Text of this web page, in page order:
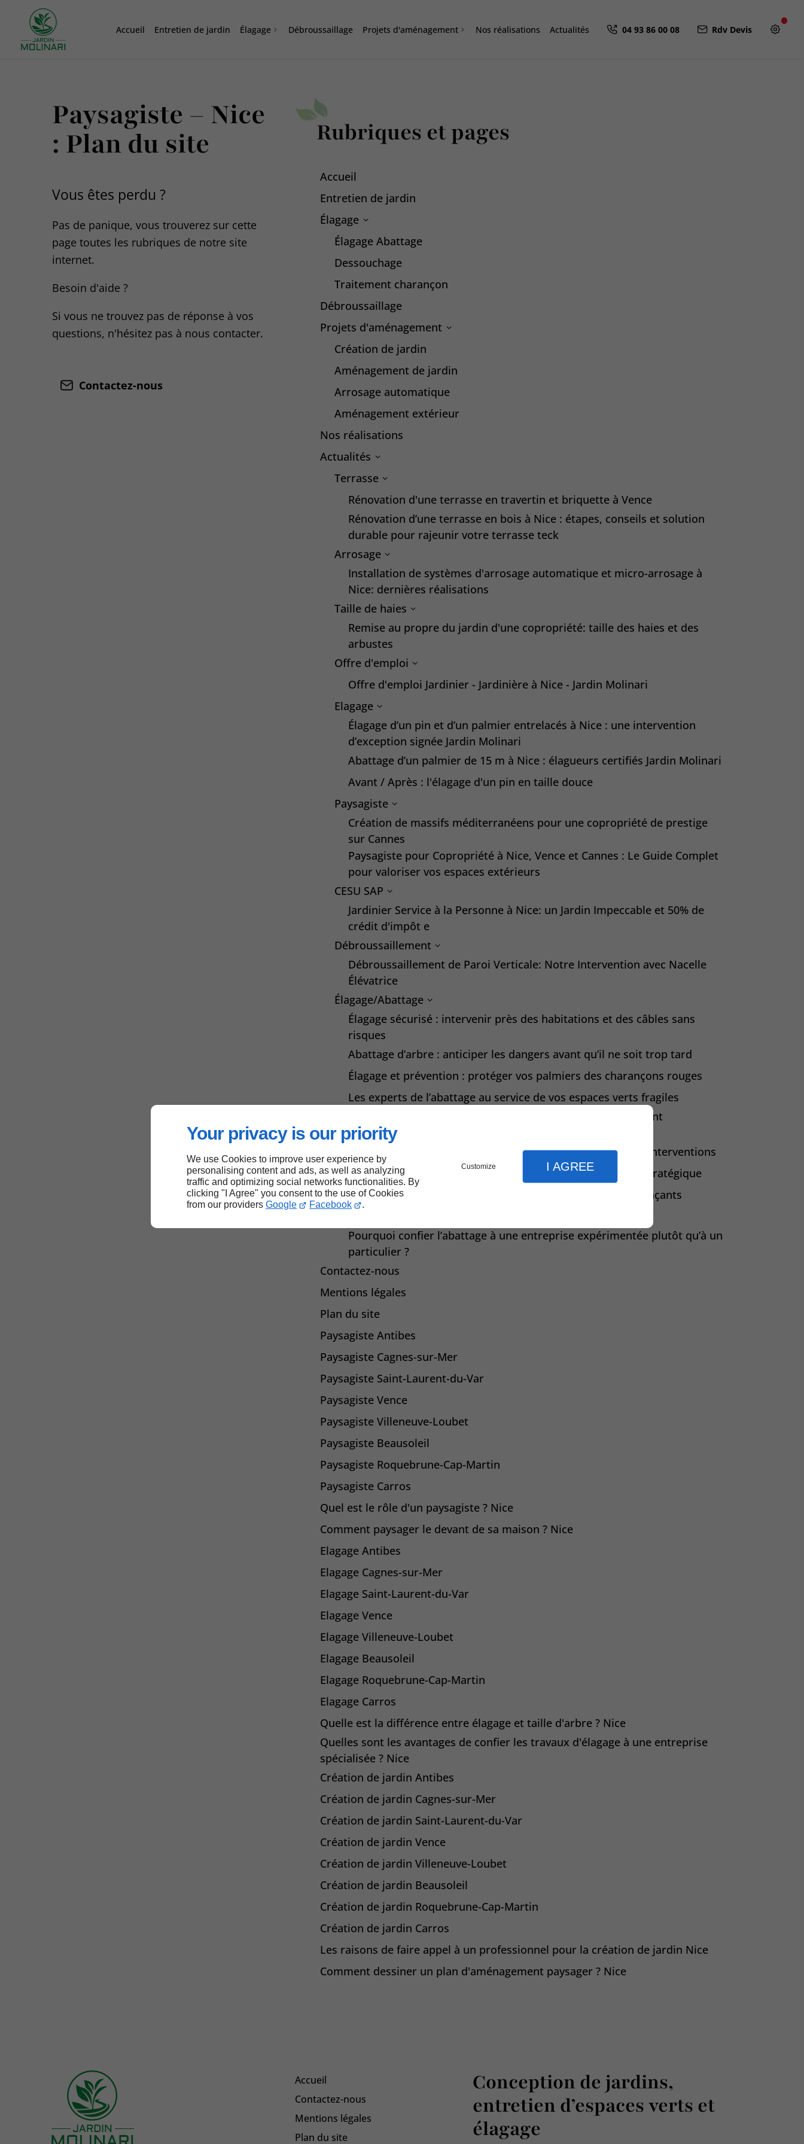
Your privacy is our priority
We use Cookies to improve user experience by
personalising content and ads, as well as analyzing
traffic and optimizing social networks functionalities. By
clicking "I Agree" you consent to the use of Cookies
from our providers Google Facebook .
Customize I AGREE
Accueil Entretien de jardin Élagage Débroussaillage Projets d'aménagement Nos réalisations Actualités 04 93 86 00 08 Rdv Devis
Paysagiste – Nice
: Plan du site
Vous êtes perdu ?
Pas de panique, vous trouverez sur cette
page toutes les rubriques de notre site
internet.​​
Besoin d'aide ?
Si vous ne trouvez pas de réponse à vos
questions, n'hésitez pas à nous contacter.
Contactez-nous
Rubriques et pages
Accueil
Entretien de jardin
Élagage
Élagage Abattage
Dessouchage
Traitement charançon
Débroussaillage
Projets d'aménagement
Création de jardin
Aménagement de jardin
Arrosage automatique
Aménagement extérieur
Nos réalisations
Actualités
Terrasse
Rénovation d'une terrasse en travertin et briquette à Vence
Rénovation d’une terrasse en bois à Nice : étapes, conseils et solution
durable pour rajeunir votre terrasse teck
Arrosage
Installation de systèmes d'arrosage automatique et micro-arrosage à
Nice: dernières réalisations
Taille de haies
Remise au propre du jardin d'une copropriété: taille des haies et des
arbustes
Offre d'emploi
Offre d'emploi Jardinier - Jardinière à Nice - Jardin Molinari
Elagage
Élagage d’un pin et d’un palmier entrelacés à Nice : une intervention
d’exception signée Jardin Molinari
Abattage d’un palmier de 15 m à Nice : élagueurs certifiés Jardin Molinari
Avant / Après : l'élagage d'un pin en taille douce
Paysagiste
Création de massifs méditerranéens pour une copropriété de prestige
sur Cannes
Paysagiste pour Copropriété à Nice, Vence et Cannes : Le Guide Complet
pour valoriser vos espaces extérieurs
CESU SAP
Jardinier Service à la Personne à Nice: un Jardin Impeccable et 50% de
crédit d'impôt e
Débroussaillement
Débroussaillement de Paroi Verticale: Notre Intervention avec Nacelle
Élévatrice
Élagage/Abattage
Élagage sécurisé : intervenir près des habitations et des câbles sans
risques
Abattage d’arbre : anticiper les dangers avant qu’il ne soit trop tard
Élagage et prévention : protéger vos palmiers des charançons rouges
Les experts de l’abattage au service de vos espaces verts fragiles
L’élagage écologique : protégez vos arbres tout en respectant
l’environnement
Abattage professionnel : préserver la biodiversité lors des interventions
Optimisez la croissance de vos arbres grâce à un élagage stratégique
Abattage contrôlé : protégez votre maison des arbres menaçants
Pourquoi confier l’abattage à une entreprise expérimentée plutôt qu’à un
particulier ?
Contactez-nous
Mentions légales
Plan du site
Paysagiste Antibes
Paysagiste Cagnes-sur-Mer
Paysagiste Saint-Laurent-du-Var
Paysagiste Vence
Paysagiste Villeneuve-Loubet
Paysagiste Beausoleil
Paysagiste Roquebrune-Cap-Martin
Paysagiste Carros
Quel est le rôle d'un paysagiste ? Nice
Comment paysager le devant de sa maison ? Nice
Elagage Antibes
Elagage Cagnes-sur-Mer
Elagage Saint-Laurent-du-Var
Elagage Vence
Elagage Villeneuve-Loubet
Elagage Beausoleil
Elagage Roquebrune-Cap-Martin
Elagage Carros
Quelle est la différence entre élagage et taille d'arbre ? Nice
Quelles sont les avantages de confier les travaux d'élagage à une entreprise
spécialisée ? Nice
Création de jardin Antibes
Création de jardin Cagnes-sur-Mer
Création de jardin Saint-Laurent-du-Var
Création de jardin Vence
Création de jardin Villeneuve-Loubet
Création de jardin Beausoleil
Création de jardin Roquebrune-Cap-Martin
Création de jardin Carros
Les raisons de faire appel à un professionnel pour la création de jardin Nice
Comment dessiner un plan d'aménagement paysager ? Nice
Accueil
Contactez-nous
Mentions légales
Plan du site
Conception de jardins,
entretien d’espaces verts et
élagage